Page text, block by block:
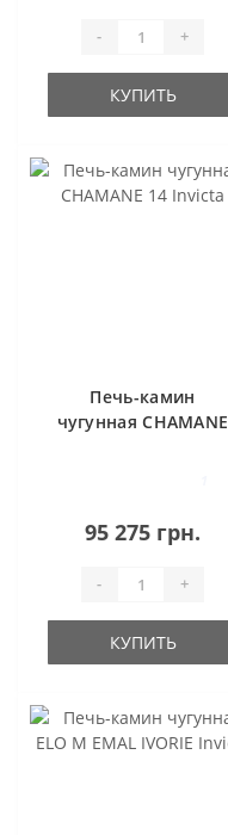
- +
КУПИТЬ
Печь-камин
чугунная CHAMANE
95 275 грн.
- +
КУПИТЬ